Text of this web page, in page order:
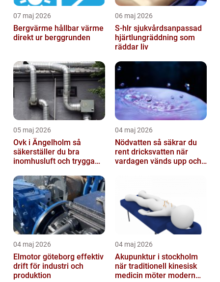
07 maj 2026
Bergvärme hållbar värme
direkt ur berggrunden
06 maj 2026
S-hlr sjukvårdsanpassad
hjärtlungräddning som
räddar liv
05 maj 2026
Ovk i Ängelholm så
säkerställer du bra
inomhusluft och trygga
04 maj 2026
Nödvatten så säkrar du
rent dricksvatten när
vardagen vänds upp och
04 maj 2026
Elmotor göteborg effektiv
drift för industri och
produktion
04 maj 2026
Akupunktur i stockholm
när traditionell kinesisk
medicin möter modern